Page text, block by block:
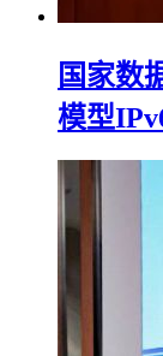
国家数
模型